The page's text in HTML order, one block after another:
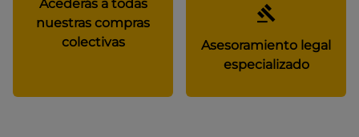
Acederás a todas
nuestras compras
colectivas
Asesoramiento legal
especializado